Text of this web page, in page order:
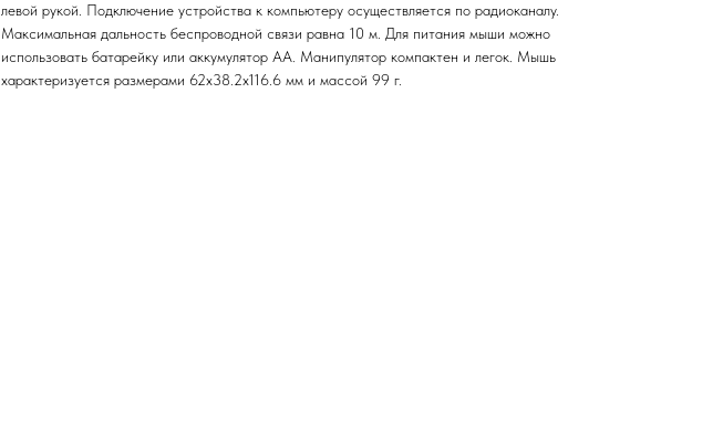
левой рукой. Подключение устройства к компьютеру осуществляется по радиоканалу.
Максимальная дальность беспроводной связи равна 10 м. Для питания мыши можно
использовать батарейку или аккумулятор AA. Манипулятор компактен и легок. Мышь
характеризуется размерами 62x38.2x116.6 мм и массой 99 г.